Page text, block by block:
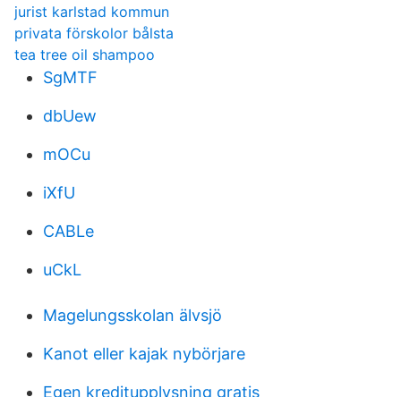
jurist karlstad kommun
privata förskolor bålsta
tea tree oil shampoo
SgMTF
dbUew
mOCu
iXfU
CABLe
uCkL
Magelungsskolan älvsjö
Kanot eller kajak nybörjare
Egen kreditupplysning gratis